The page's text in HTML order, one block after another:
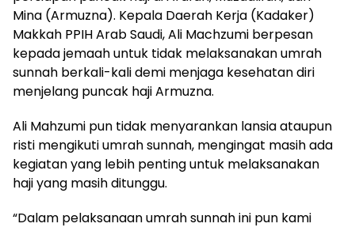
Mina (Armuzna). Kepala Daerah Kerja (Kadaker)
Makkah PPIH Arab Saudi, Ali Machzumi berpesan
kepada jemaah untuk tidak melaksanakan umrah
sunnah berkali-kali demi menjaga kesehatan diri
menjelang puncak haji Armuzna.
Ali Mahzumi pun tidak menyarankan lansia ataupun
risti mengikuti umrah sunnah, mengingat masih ada
kegiatan yang lebih penting untuk melaksanakan
haji yang masih ditunggu.
“Dalam pelaksanaan umrah sunnah ini pun kami